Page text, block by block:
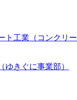
ト工業（コンクリー
ゆきぐに事業部）